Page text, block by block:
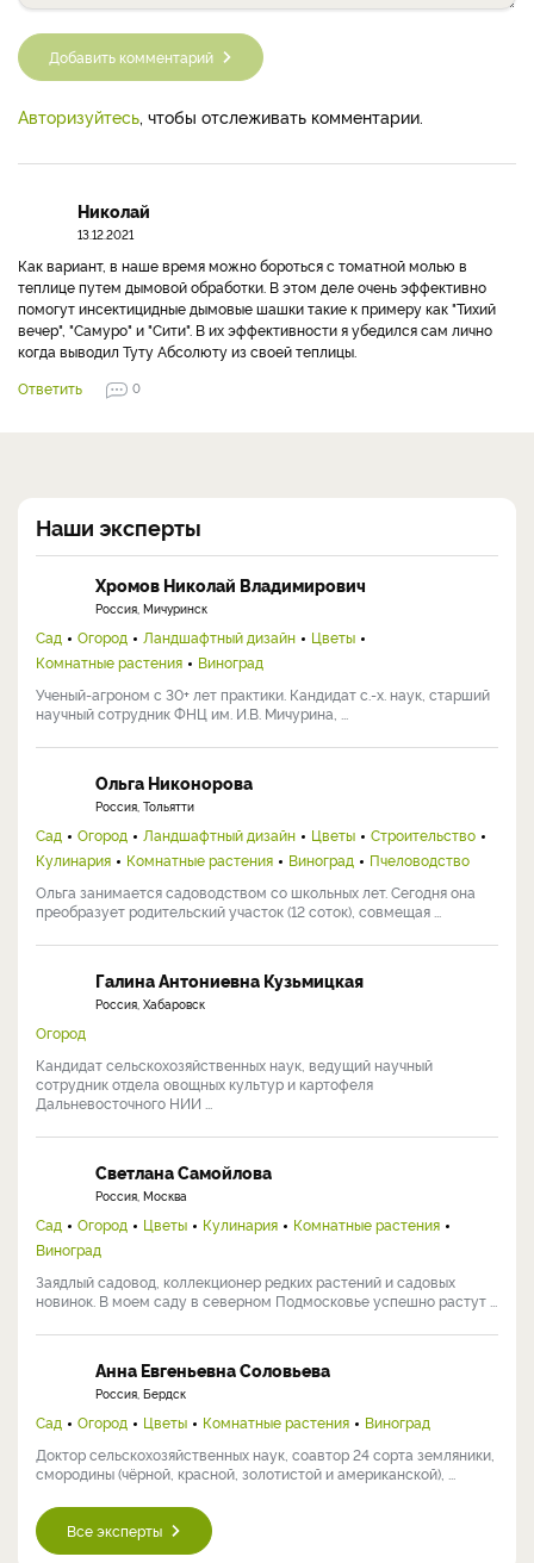
Добавить комментарий
Авторизуйтесь, чтобы отслеживать комментарии.
Николай
13.12.2021
Как вариант, в наше время можно бороться с томатной молью в
теплице путем дымовой обработки. В этом деле очень эффективно
помогут инсектицидные дымовые шашки такие к примеру как "Тихий
вечер", "Самуро" и "Сити". В их эффективности я убедился сам лично
когда выводил Туту Абсолюту из своей теплицы.
Ответить
0
Наши эксперты
Хромов Николай Владимирович
Россия, Мичуринск
Сад Огород Ландшафтный дизайн
Цветы
Комнатные растения
Виноград
Ученый-агроном с 30+ лет практики. Кандидат с.-х. наук, старший
научный сотрудник ФНЦ им. И.В. Мичурина, ...
Ольга Никонорова
Россия, Тольятти
Сад Огород Ландшафтный дизайн Цветы
Строительство
Кулинария
Комнатные растения Виноград
Пчеловодство
Ольга занимается садоводством со школьных лет. Сегодня она
преобразует родительский участок (12 соток), совмещая ...
Галина Антониевна Кузьмицкая
Россия, Хабаровск
Огород
Кандидат сельскохозяйственных наук, ведущий научный
сотрудник отдела овощных культур и картофеля
Дальневосточного НИИ ...
Светлана Самойлова
Россия, Москва
Сад Огород Цветы Кулинария
Комнатные растения
Виноград
Заядлый садовод, коллекционер редких растений и садовых
новинок. В моем саду в северном Подмосковье успешно растут ...
Анна Евгеньевна Соловьева
Россия, Бердск
Сад Огород Цветы Комнатные растения
Виноград
Доктор сельскохозяйственных наук, соавтор 24 сорта земляники,
смородины (чёрной, красной, золотистой и американской), ...
Все эксперты